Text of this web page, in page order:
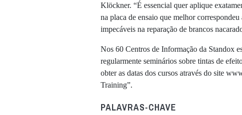
Klöckner. “É essencial quer aplique
na placa de ensaio que melhor
impecáveis na reparação de brancos
Nos 60 Centros de Informação da Standox
regularmente seminários sobre tintas de
obter as datas dos cursos através do site
Training”.
PALAVRAS-CHAVE